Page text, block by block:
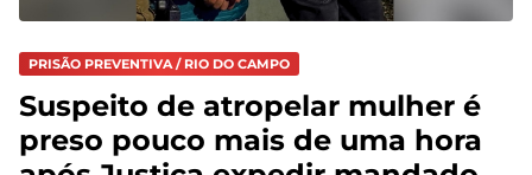
PRISÃO PREVENTIVA / RIO DO CAMPO
Suspeito de atropelar mulher é
preso pouco mais de uma hora